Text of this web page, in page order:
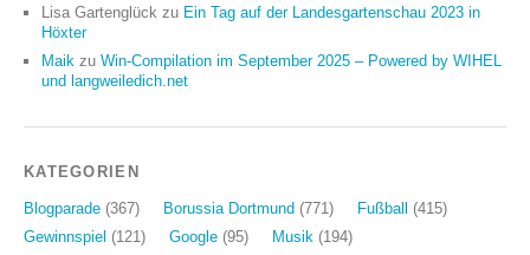
Lisa Gartenglück zu Ein Tag auf der Landesgartenschau 2023 in
Höxter
Maik zu Win-Compilation im September 2025 – Powered by WIHEL
und langweiledich.net
KATEGORIEN
Blogparade (367) Borussia Dortmund (771) Fußball
(415)
Gewinnspiel (121) Google (95) Musik (194)